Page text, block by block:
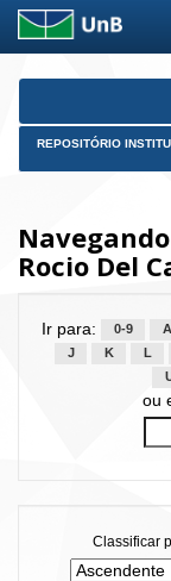
Skip
REPOSITÓRIO
Rocio Del
Ir para: 0-9 A
J
K L
ou
Classificar